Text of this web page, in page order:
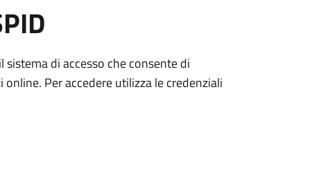
sistema di accesso che consente di
Per accedere utilizza le credenziali